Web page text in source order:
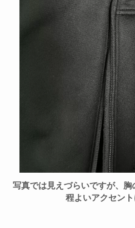
写真では見えづらいですが、
程よいアクセン